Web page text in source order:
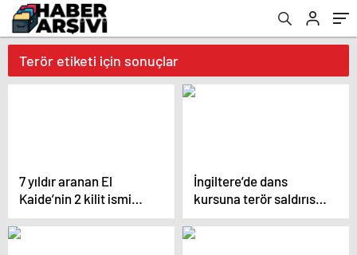
Terör etiketi için sonuçlar
7 yıldır aranan El
Kaide’nin 2 kilit ismi
İstanbul’da yakalandı
İngiltere’de dans
kursuna terör saldırısı:
3 çocuk öldürüldü